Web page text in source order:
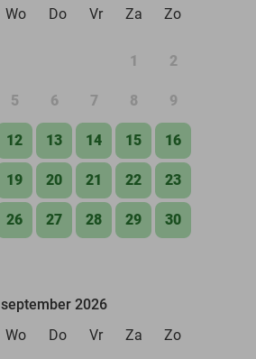
Wo Do Vr Za Zo
1 2
5 6 7 8 9
12 13 14 15 16
19 20 21 22 23
26 27 28 29 30
september 2026
Wo Do Vr Za Zo